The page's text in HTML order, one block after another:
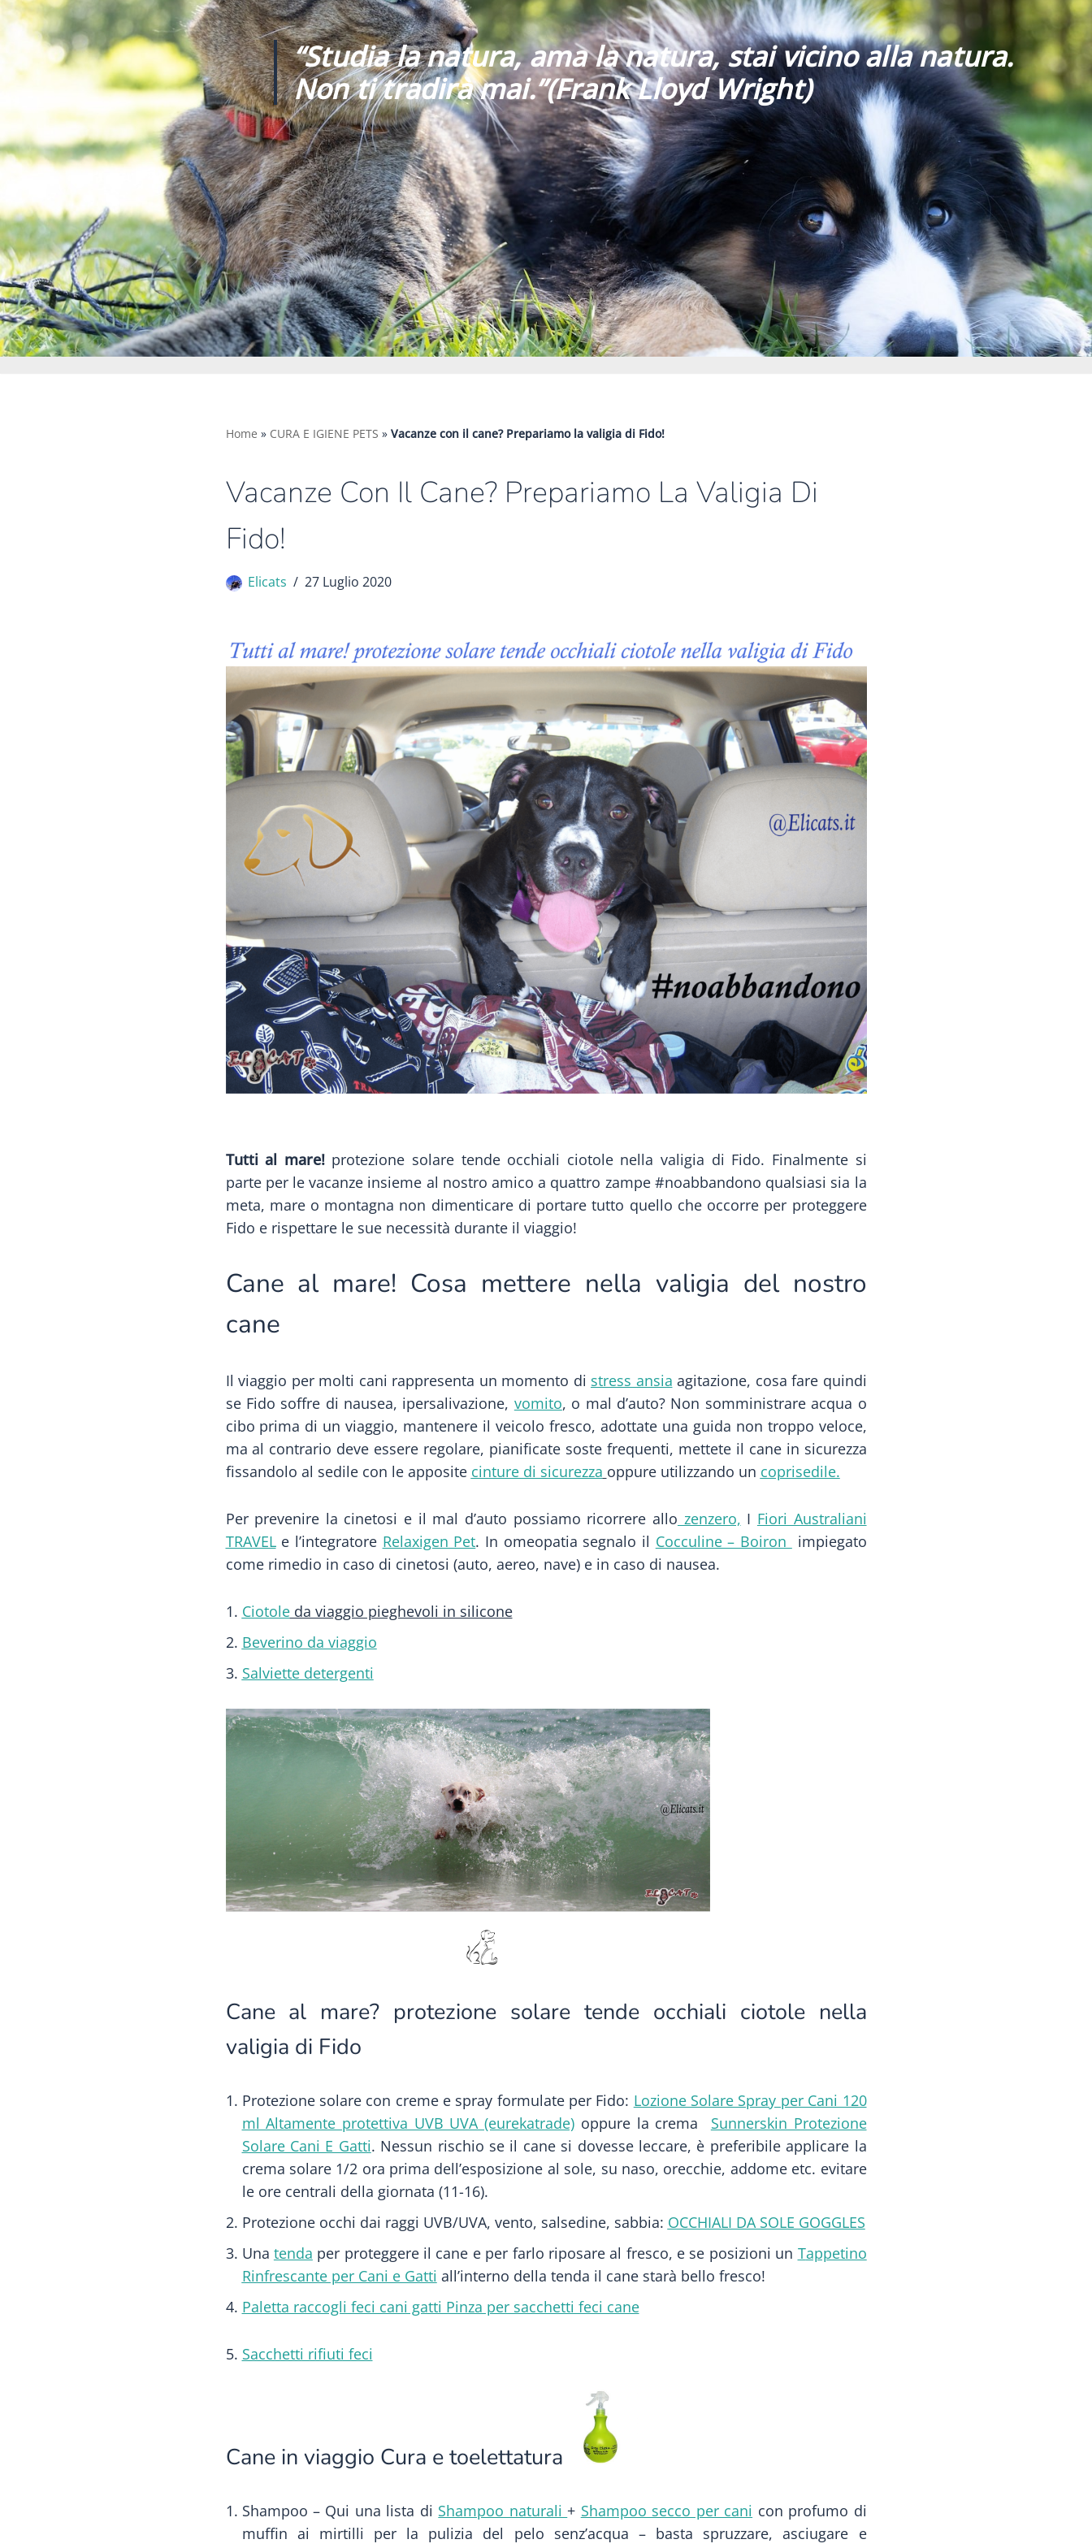
“Studia la natura, ama la natura, stai vicino alla natura.
Non ti tradirà mai.”(Frank Lloyd Wright)
Home » CURA E IGIENE PETS » Vacanze con il cane? Prepariamo la valigia di Fido!
Vacanze Con Il Cane? Prepariamo La Valigia Di
Fido!
Elicats 27 Luglio 2020
Tutti al mare! protezione solare tende occhiali ciotole nella valigia di Fido. Finalmente si
parte per le vacanze insieme al nostro amico a quattro zampe #noabbandono qualsiasi sia la
meta, mare o montagna non dimenticare di portare tutto quello che occorre per proteggere
Fido e rispettare le sue necessità durante il viaggio!
Cane al mare! Cosa mettere nella valigia del nostro
cane
Il viaggio per molti cani rappresenta un momento di stress ansia agitazione, cosa fare quindi
se Fido soffre di nausea, ipersalivazione, vomito, o mal d’auto? Non somministrare acqua o
cibo prima di un viaggio, mantenere il veicolo fresco, adottate una guida non troppo veloce,
ma al contrario deve essere regolare, pianificate soste frequenti, mettete il cane in sicurezza
fissandolo al sedile con le apposite cinture di sicurezza oppure utilizzando un coprisedile.
Per prevenire la cinetosi e il mal d’auto possiamo ricorrere allo zenzero, I Fiori Australiani
TRAVELe l’integratore Relaxigen Pet. In omeopatia segnalo il Cocculine – Boiron
impiegato
come rimedio in caso di cinetosi (auto, aereo, nave) e in caso di nausea.
Ciotoleda viaggio pieghevoli in silicone
Beverino da viaggio
Salviette detergenti
Cane al mare? protezione solare tende occhiali ciotole nella
valigia di Fido
Protezione solare con creme e spray formulate per Fido: Lozione Solare Spray per Cani 120
ml Altamente protettiva UVB UVA (eurekatrade) oppure la crema Sunnerskin Protezione
Solare Cani E Gatti. Nessun rischio se il cane si dovesse leccare, è preferibile applicare la
crema solare 1/2 ora prima dell’esposizione al sole, su naso, orecchie, addome etc. evitare
le ore centrali della giornata (11-16).
Protezione occhi dai raggi UVB/UVA, vento, salsedine, sabbia: OCCHIALI DA SOLE GOGGLES
Una tenda per proteggere il cane e per farlo riposare al fresco, e se posizioni un Tappetino
Rinfrescante per Cani e Gatti all’interno della tenda il cane starà bello fresco!
Paletta raccogli feci cani gatti Pinza per sacchetti feci cane
Sacchetti rifiuti feci
Cane in viaggio Cura e toelettatura
Shampoo – Qui una lista di Shampoo naturali + Shampoo secco per cani con profumo di
muffin ai mirtilli per la pulizia del pelo senz’acqua – basta spruzzare, asciugare e